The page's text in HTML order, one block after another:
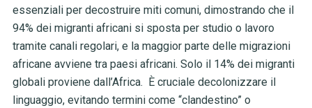
essenziali per decostruire miti comuni, dimostrando che il
94% dei migranti africani si sposta per studio o lavoro
tramite canali regolari, e la maggior parte delle migrazioni
africane avviene tra paesi africani. Solo il 14% dei migranti
globali proviene dall’Africa. È cruciale decolonizzare il
linguaggio, evitando termini come “clandestino” o